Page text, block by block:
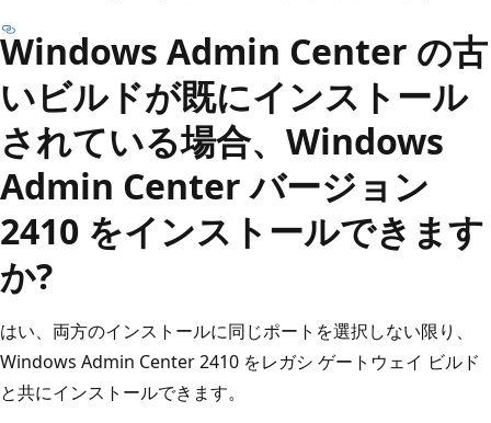
Windows Admin Center の古
いビルドが既にインストール
されている場合、Windows
Admin Center バージョン
2410 をインストールできます
か?
はい、両方のインストールに同じポートを選択しない限り、
Windows Admin Center 2410 をレガシ ゲートウェイ ビルド
と共にインストールできます。